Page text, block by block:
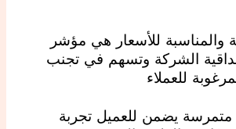
والمناسبة للأسعار هي مؤشر
الشركة وتسهم في تجنب
للعملاء
يضمن للعميل تجربة